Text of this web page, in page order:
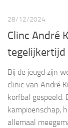
28/12/2024
Clinc André
tegelijkertijd
Bij de jeugd zijn
clinic van André
korfbal gespeeld.
kampioenschap,
allemaal